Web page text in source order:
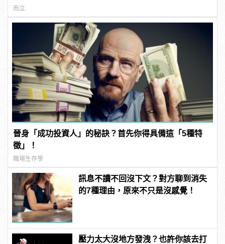
而立
晉身「成功投資人」的秘訣？首先你得具備這「5種特
徵」！
職場生存學
訊息不讀不回沒下文？對方聊到消失
的7種理由，原來不只是沒感覺！
壓力太大沒地方發洩？也許你該去打